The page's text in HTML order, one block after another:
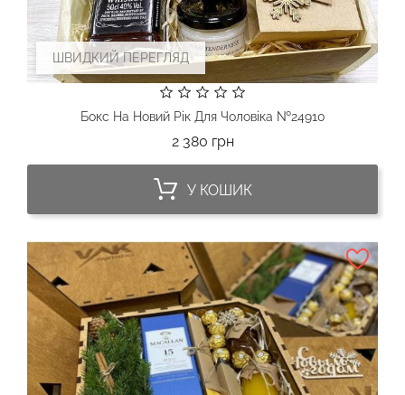
ШВИДКИЙ ПЕРЕГЛЯД
Бокс На Новий Рік Для Чоловіка №24910
2 380 грнЦіна
У КОШИК